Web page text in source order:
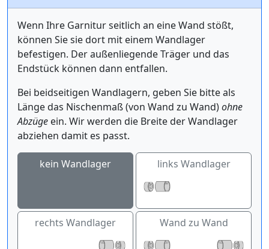
Wenn Ihre Garnitur seitlich an eine Wand stößt,
können Sie sie dort mit einem Wandlager
befestigen. Der außenliegende Träger und das
Endstück können dann entfallen.
Bei beidseitigen Wandlagern, geben Sie bitte als
Länge das Nischenmaß (von Wand zu Wand)ohne
Abzüge ein. Wir werden die Breite der Wandlager
abziehen damit es passt.
kein Wandlager links Wandlager
rechts Wandlager Wand zu Wand